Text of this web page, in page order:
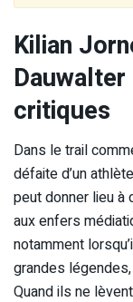
Kilian
critiques
Dans le trail
défaite d’un
peut donner lieu à
aux enfers
notamment
grandes
Quand ils ne